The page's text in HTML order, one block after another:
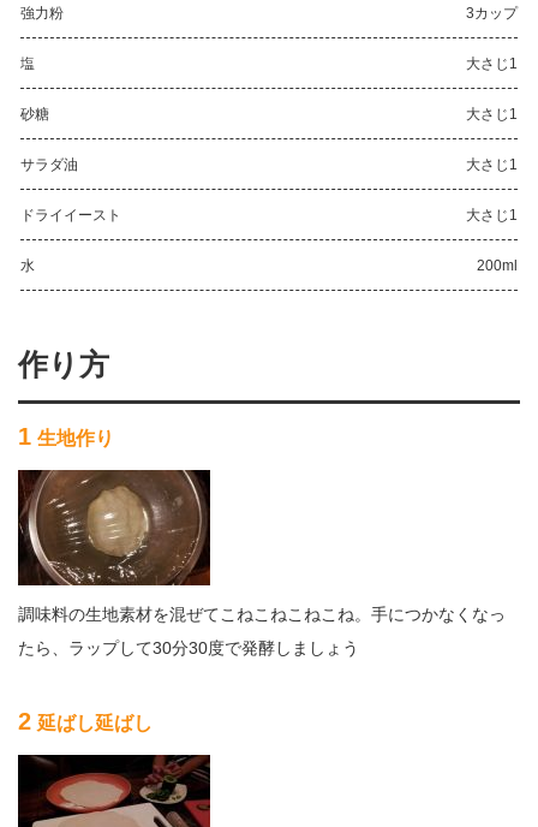
強力粉 3カップ
塩 大さじ1
砂糖 大さじ1
サラダ油 大さじ1
ドライイースト 大さじ1
水 200ml
作り方
1 生地作り
調味料の生地素材を混ぜてこねこねこねこね。手につかなくなっ
たら、ラップして30分30度で発酵しましょう
2 延ばし延ばし